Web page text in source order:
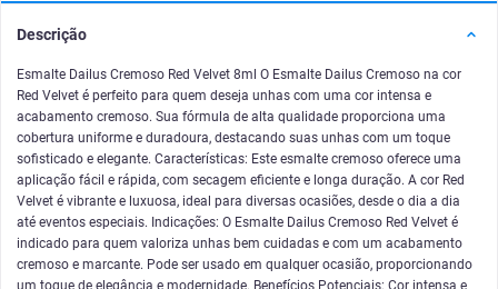
Descrição
Esmalte Dailus Cremoso Red Velvet 8ml O Esmalte Dailus Cremoso na cor
Red Velvet é perfeito para quem deseja unhas com uma cor intensa e
acabamento cremoso. Sua fórmula de alta qualidade proporciona uma
cobertura uniforme e duradoura, destacando suas unhas com um toque
sofisticado e elegante. Características: Este esmalte cremoso oferece uma
aplicação fácil e rápida, com secagem eficiente e longa duração. A cor Red
Velvet é vibrante e luxuosa, ideal para diversas ocasiões, desde o dia a dia
até eventos especiais. Indicações: O Esmalte Dailus Cremoso Red Velvet é
indicado para quem valoriza unhas bem cuidadas e com um acabamento
cremoso e marcante. Pode ser usado em qualquer ocasião, proporcionando
um toque de elegância e modernidade. Benefícios Potenciais: Cor intensa e